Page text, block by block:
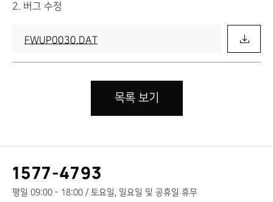
2. 버그 수정
FWUP0030.DAT
목록 보기
고
객
센
1577-4793
평일 09:00 - 18:00 / 토요일, 일요일 및 공휴일 휴무